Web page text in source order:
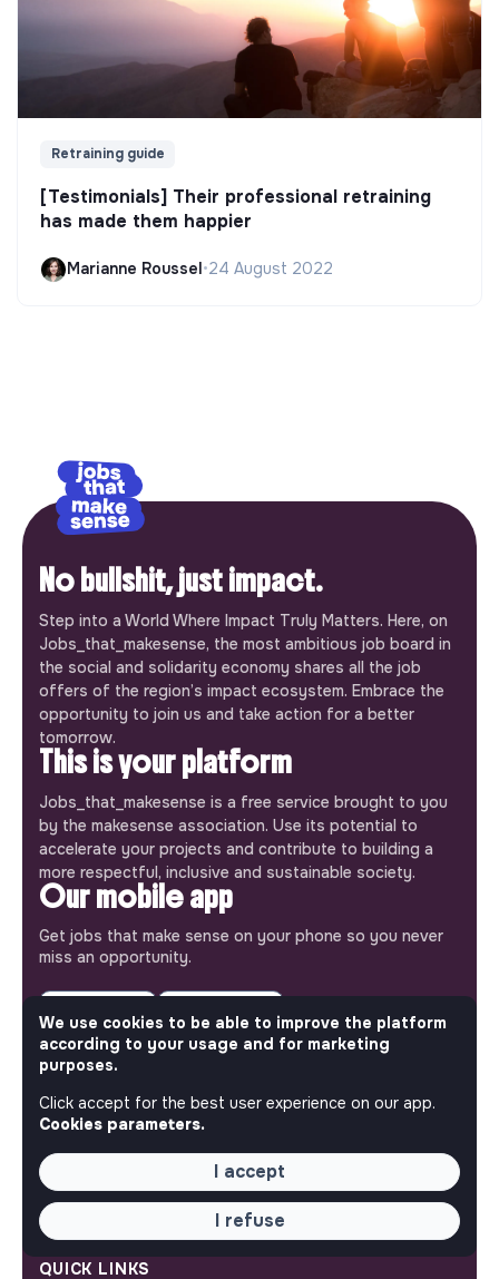
Retraining guide
[Testimonials] Their professional retraining
has made them happier
Marianne Roussel•24 August 2022
No bullshit, just impact.
Step into a World Where Impact Truly Matters. Here, on
Jobs_that_makesense, the most ambitious job board in
the social and solidarity economy shares all the job
offers of the region’s impact ecosystem. Embrace the
opportunity to join us and take action for a better
tomorrow.
This is your platform
Jobs_that_makesense is a free service brought to you
by the makesense association. Use its potential to
accelerate your projects and contribute to building a
more respectful, inclusive and sustainable society.
Our mobile app
Get jobs that make sense on your phone so you never
miss an opportunity.
ABOUT
Our mission and impact
QUICK LINKS
We use cookies to be able to improve the platform
according to your usage and for marketing
purposes.
Click accept for the best user experience on our app.
Cookies parameters.
I accept
I refuse